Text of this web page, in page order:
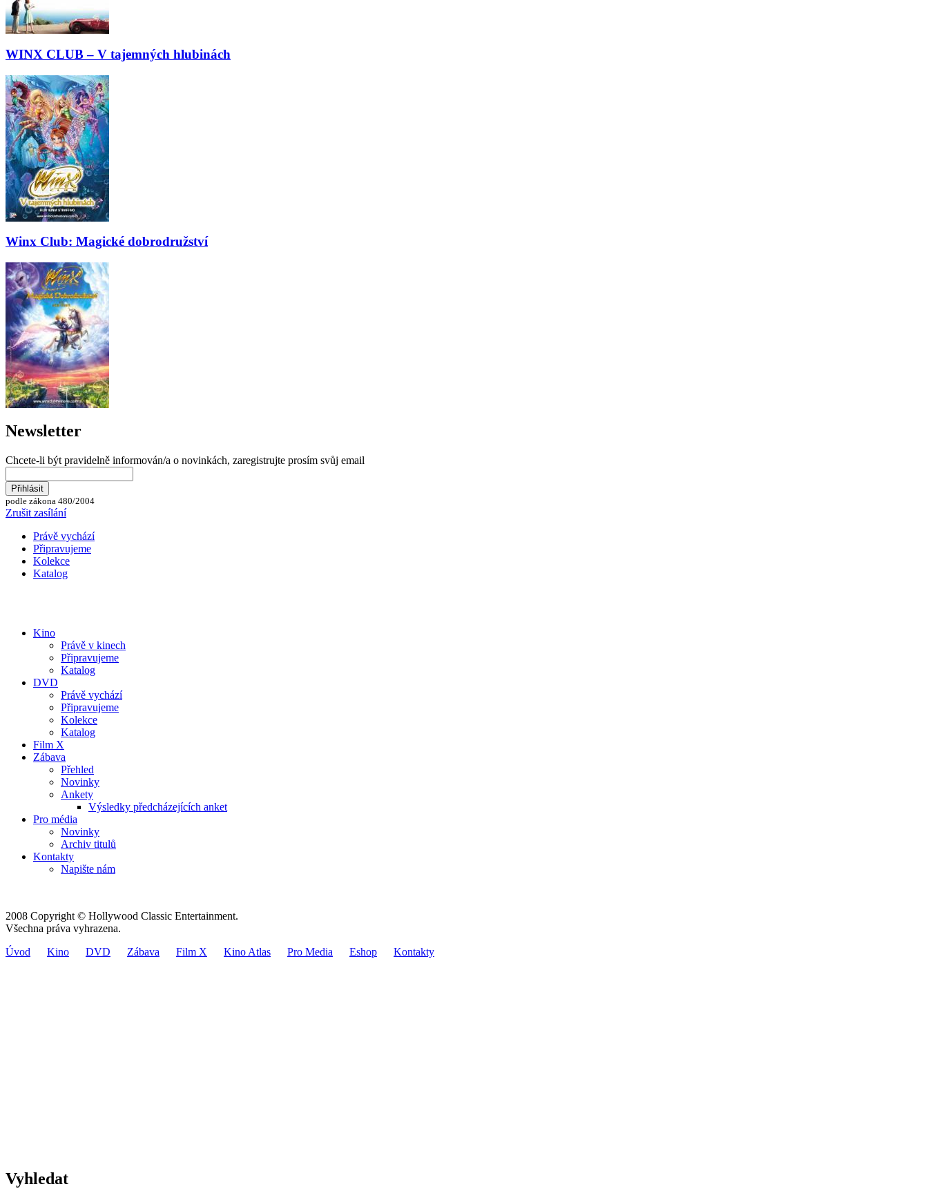
WINX CLUB – V tajemných hlubinách
Winx Club: Magické dobrodružství
Newsletter
Chcete-li být pravidelně informován/a o novinkách, zaregistrujte prosím svůj email
podle zákona 480/2004
Zrušit zasílání
Právě vychází
Připravujeme
Kolekce
Katalog
Kino
Právě v kinech
Připravujeme
Katalog
DVD
Právě vychází
Připravujeme
Kolekce
Katalog
Film X
Zábava
Přehled
Novinky
Ankety
Výsledky předcházejících anket
Pro média
Novinky
Archiv titulů
Kontakty
Napište nám
2008 Copyright © Hollywood Classic Entertainment.
Všechna práva vyhrazena.
Úvod
Kino DVD Zábava Film X Kino Atlas Pro Media Eshop Kontakty
Vyhledat